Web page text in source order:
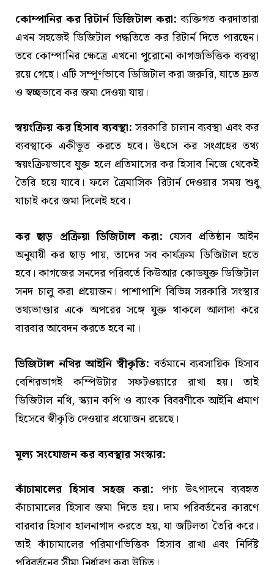
কোম্পানির কর রিটার্ন ডিজিটাল করা:ব্যক্তিগত করদাতারা
এখন সহজেই ডিজিটাল পদ্ধতিতে কর রিটার্ন দিতে পারছেন।
তবে কোম্পানির ক্ষেত্রে এখনো পুরোনো কাগজভিত্তিক ব্যবস্থা
রয়ে গেছে। এটি সম্পূর্ণভাবে ডিজিটাল করা জরুরি, যাতে দ্রুত
ও স্বচ্ছভাবে কর জমা দেওয়া যায়।
স্বয়ংক্রিয় কর হিসাব ব্যবস্থা:সরকারি চালান ব্যবস্থা এবং কর
ব্যবস্থাকে একীভূত করতে হবে। উৎসে কর সংগ্রহের তথ্য
স্বয়ংক্রিয়ভাবে যুক্ত হলে প্রতিমাসের কর হিসাব নিজে থেকেই
তৈরি হয়ে যাবে। ফলে ত্রৈমাসিক রিটার্ন দেওয়ার সময় শুধু
যাচাই করে জমা দিলেই হবে।
কর ছাড় প্রক্রিয়া ডিজিটাল করা:যেসব প্রতিষ্ঠান আইন
অনুযায়ী কর ছাড় পায়, তাদের সব কার্যক্রম ডিজিটাল হতে
হবে। কাগজের সনদের পরিবর্তে কিউআর কোডযুক্ত ডিজিটাল
সনদ চালু করা প্রয়োজন। পাশাপাশি বিভিন্ন সরকারি সংস্থার
তথ্যভাণ্ডার একে অপরের সঙ্গে যুক্ত থাকলে আলাদা করে
বারবার আবেদন করতে হবে না।
ডিজিটাল নথির আইনি স্বীকৃতি:বর্তমানে ব্যবসায়িক হিসাব
বেশিরভাগই কম্পিউটার সফটওয়্যারে রাখা হয়। তাই
ডিজিটাল নথি, স্ক্যান কপি ও ব্যাংক বিবরণীকে আইনি প্রমাণ
হিসেবে স্বীকৃতি দেওয়ার প্রয়োজন রয়েছে।
মূল্য সংযোজন কর ব্যবস্থার সংস্কার:
কাঁচামালের হিসাব সহজ করা: পণ্য উৎপাদনে ব্যবহৃত
কাঁচামালের হিসাব জমা দিতে হয়। দাম পরিবর্তনের কারণে
বারবার হিসাব হালনাগাদ করতে হয়, যা জটিলতা তৈরি করে।
তাই কাঁচামালের পরিমাণভিত্তিক হিসাব রাখা এবং নির্দিষ্ট